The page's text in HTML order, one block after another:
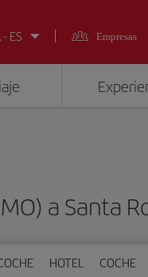
ES
Empresas
a Santa
HOTEL COCHE